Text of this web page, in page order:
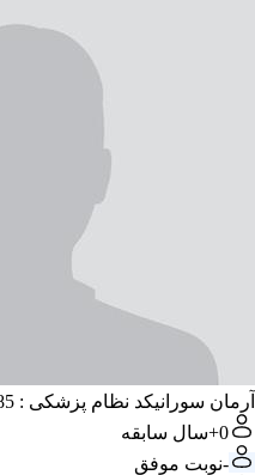
آرمان سورانیکد نظام پزشکی : 163085
0+ سال سابقه
-نوبت موفق